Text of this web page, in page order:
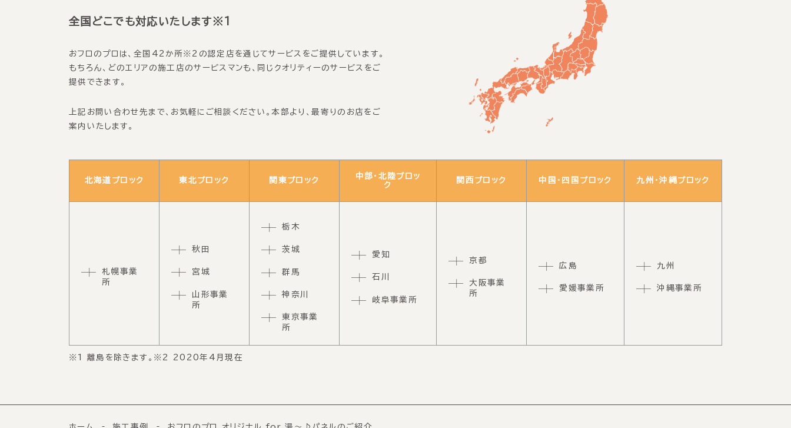
全国どこでも対応いたします※1
おフロのプロは、全国42か所※2の認定店を通じてサービスをご提供しています。
もちろん、どのエリアの施工店のサービスマンも、同じクオリティーのサービスをご
提供できます。
上記お問い合わせ先まで、お気軽にご相談ください。本部より、最寄りのお店をご
案内いたします。
※1 離島を除きます。※2 2020年4月現在
北海道ブロック 東北ブロック 関東ブロック
中部・北陸ブロッ
ク
関西ブロック 中国・四国ブロック 九州・沖縄ブロック
札幌事業
所
秋田
宮城
山形事業
所
栃木
茨城
群馬
神奈川
東京事業
所
愛知
石川
岐阜事業所
京都
大阪事業
所
広島
愛媛事業所
九州
沖縄事業所